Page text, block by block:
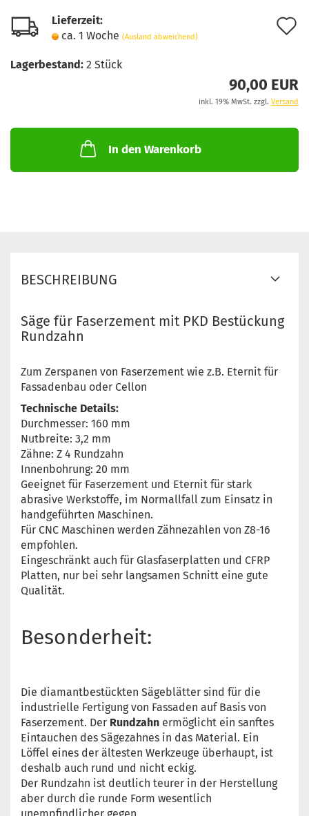
Lieferzeit:
ca. 1 Woche (Ausland abweichend)
Lagerbestand: 2 Stück
90,00 EUR
inkl. 19% MwSt. zzgl. Versand
In den Warenkorb
BESCHREIBUNG
Säge für Faserzement mit PKD Bestückung
Rundzahn
Zum Zerspanen von Faserzement wie z.B. Eternit für
Fassadenbau oder Cellon
Technische Details:
Durchmesser: 160 mm
Nutbreite: 3,2 mm
Zähne: Z 4 Rundzahn
Innenbohrung: 20 mm
Geeignet für Faserzement und Eternit für stark
abrasive Werkstoffe, im Normallfall zum Einsatz in
handgeführten Maschinen.
Für CNC Maschinen werden Zähnezahlen von Z8-16
empfohlen.
Eingeschränkt auch für Glasfaserplatten und CFRP
Platten, nur bei sehr langsamen Schnitt eine gute
Qualität.
Besonderheit:
Die diamantbestückten Sägeblätter sind für die
industrielle Fertigung von Fassaden auf Basis von
Faserzement. Der Rundzahn ermöglicht ein sanftes
Eintauchen des Sägezahnes in das Material. Ein
Löffel eines der ältesten Werkzeuge überhaupt, ist
deshalb auch rund und nicht eckig.
Der Rundzahn ist deutlich teurer in der Herstellung
aber durch die runde Form wesentlich